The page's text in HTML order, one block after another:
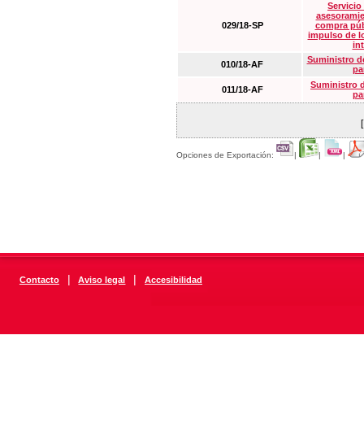
029/18-SP
Servicio
compra
impulso de
010/18-AF
Suministro
011/18-AF
Suministro
Opciones de Exportación: | | |
Contacto | Aviso legal | Accesibilidad